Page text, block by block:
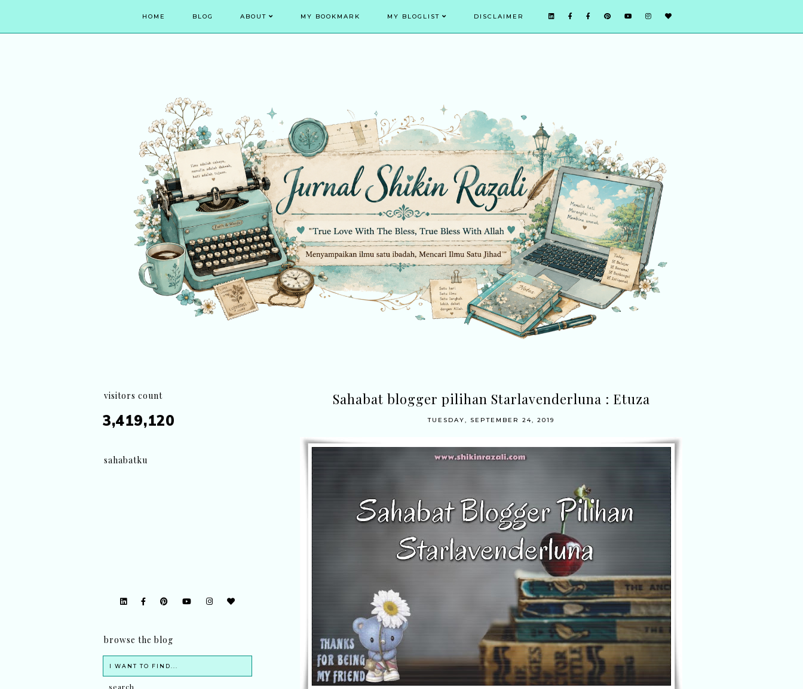
HOME BLOG ABOUT MY BOOKMARK MY BLOGLIST DISCLAIMER
Sahabat blogger pilihan Starlavenderluna : Etuza
TUESDAY, SEPTEMBER 24, 2019
visitors count
3,419,120
sahabatku
browse the blog